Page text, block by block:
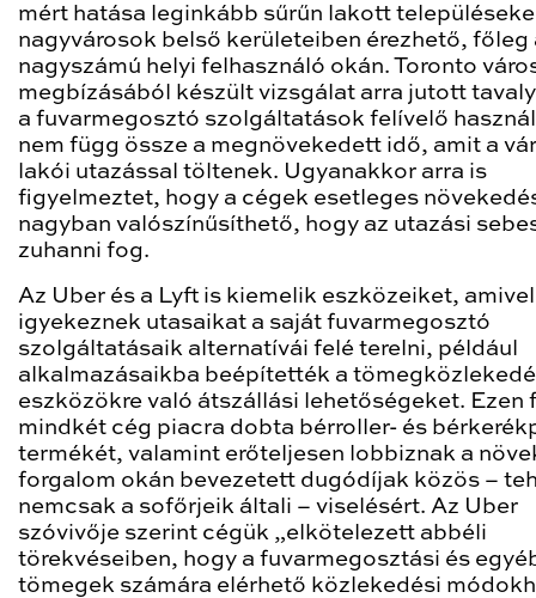
mért hatása leginkább sűrűn lakott
nagyvárosok belső kerületeiben érezhető, főleg
nagyszámú helyi felhasználó okán. Toronto
megbízásából készült vizsgálat arra jutott
a fuvarmegosztó szolgáltatások felívelő
nem függ össze a megnövekedett idő, amit a
lakói utazással töltenek. Ugyanakkor arra is
figyelmeztet, hogy a cégek esetleges
nagyban valószínűsíthető, hogy az utazási
zuhanni fog.
Az Uber és a Lyft is kiemelik eszközeiket, amivel
igyekeznek utasaikat a saját fuvarmegosztó
szolgáltatásaik alternatívái felé terelni, például
alkalmazásaikba beépítették a
eszközökre való átszállási lehetőségeket. Ezen
mindkét cég piacra dobta bérroller- és
termékét, valamint erőteljesen lobbiznak a
forgalom okán bevezetett dugódíjak közös –
nemcsak a sofőrjeik általi – viselésért. Az Uber
szóvivője szerint cégük „elkötelezett abbéli
törekvéseiben, hogy a fuvarmegosztási és
tömegek számára elérhető közlekedési